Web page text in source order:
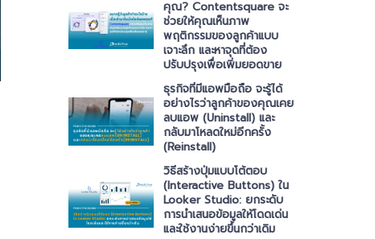
คุณ? Contentsquare จะ
ช่วยให้คุณเห็นภาพ
พฤติกรรมของลูกค้าแบบ
เจาะลึก และหาจุดที่ต้อง
ปรับปรุงเพื่อเพิ่มยอดขาย
ธุรกิจที่มีแอพมือถือ จะรู้ได้
อย่างไรว่าลูกค้าของคุณเคย
ลบแอพ (Uninstall) และ
กลับมาโหลดใหม่อีกครั้ง
(Reinstall)
วิธีสร้างปุ่มแบบโต้ตอบ
(Interactive Buttons) ใน
Looker Studio: ยกระดับ
การนำเสนอข้อมูลให้โดดเด่น
และใช้งานง่ายขึ้นกว่าเดิม